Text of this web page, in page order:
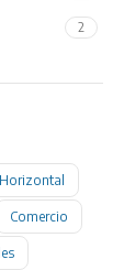
2
Comercio